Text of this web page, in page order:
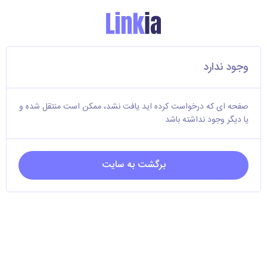
وجود ندارد
صفحه ای که درخواست کرده اید یافت نشد، ممکن است منتقل شده و
یا دیگر وجود نداشته باشد
برگشت به سایت